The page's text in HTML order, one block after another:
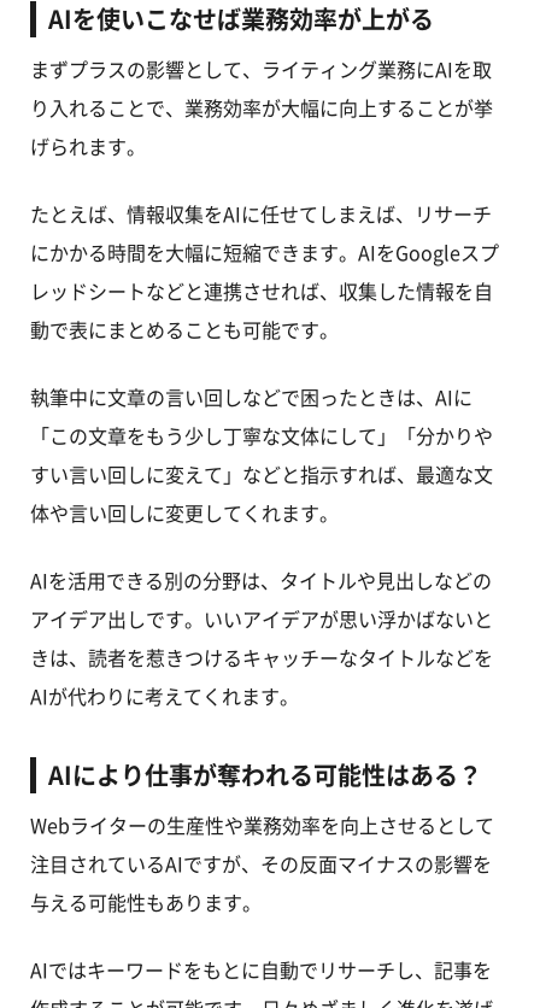
AIを使いこなせば業務効率が上がる
まずプラスの影響として、ライティング業務にAIを取
り入れることで、業務効率が大幅に向上することが挙
げられます。
たとえば、情報収集をAIに任せてしまえば、リサーチ
にかかる時間を大幅に短縮できます。AIをGoogleスプ
レッドシートなどと連携させれば、収集した情報を自
動で表にまとめることも可能です。
執筆中に文章の言い回しなどで困ったときは、AIに
「この文章をもう少し丁寧な文体にして」「分かりや
すい言い回しに変えて」などと指示すれば、最適な文
体や言い回しに変更してくれます。
AIを活用できる別の分野は、タイトルや見出しなどの
アイデア出しです。いいアイデアが思い浮かばないと
きは、読者を惹きつけるキャッチーなタイトルなどを
AIが代わりに考えてくれます。
AIにより仕事が奪われる可能性はある？
Webライターの生産性や業務効率を向上させるとして
注目されているAIですが、その反面マイナスの影響を
与える可能性もあります。
AIではキーワードをもとに自動でリサーチし、記事を